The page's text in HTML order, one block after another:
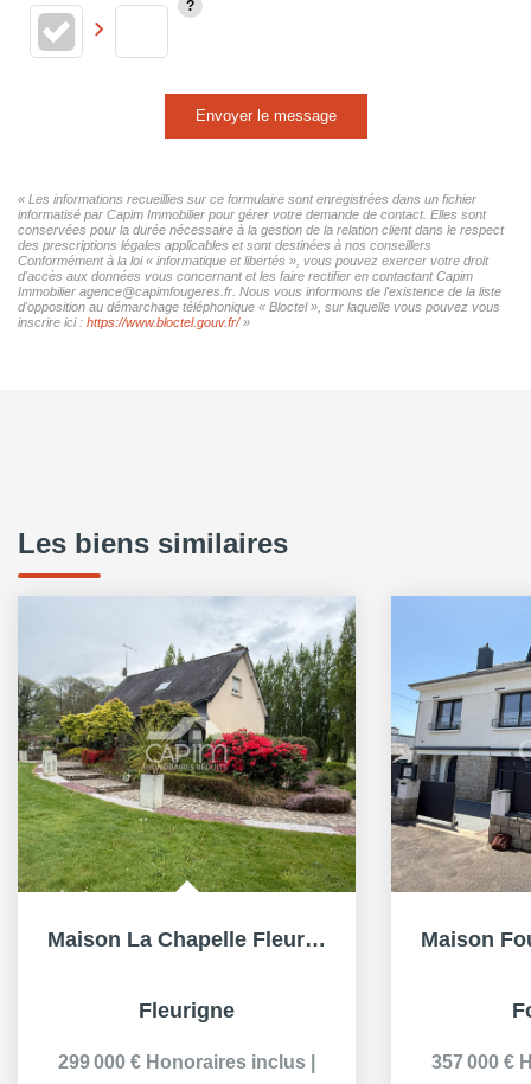
Envoyer le message
« Les informations recueillies sur ce formulaire sont enregistrées dans un fichier
informatisé par Capim Immobilier pour gérer votre demande de contact. Elles sont
conservées pour la durée nécessaire à la gestion de la relation client dans le respect
des prescriptions légales applicables et sont destinées à nos conseillers
Conformément à la loi « informatique et libertés », vous pouvez exercer votre droit
d'accès aux données vous concernant et les faire rectifier en contactant Capim
Immobilier agence@capimfougeres.fr. Nous vous informons de l'existence de la liste
d'opposition au démarchage téléphonique « Bloctel », sur laquelle vous pouvez vous
inscrire ici : https://www.bloctel.gouv.fr/»
Les biens similaires
Maison La Chapelle Fleurigne 150m²- 4 Chambres- Sous sol...
Fleurigne
299 000 € Honoraires inclus 357 000 €